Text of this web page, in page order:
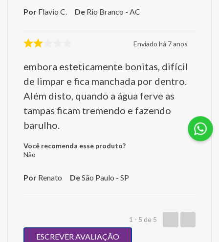
Por Flavio C. De Rio Branco - AC
Enviado há 7 anos
embora esteticamente bonitas, difícil
de limpar e fica manchada por dentro.
Além disto, quando a água ferve as
tampas ficam tremendo e fazendo
barulho.
Você recomenda esse produto?
Não
Por Renato DeSão Paulo - SP
1 - 5 de 5
ESCREVER AVALIAÇÃO